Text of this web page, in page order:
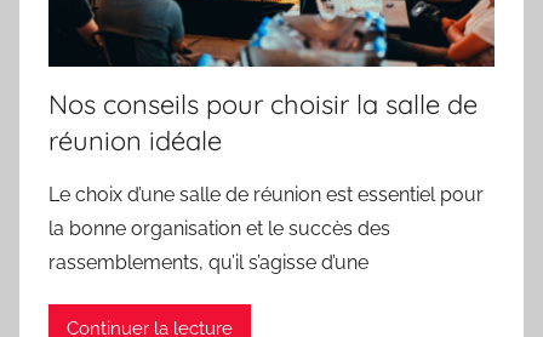
Nos conseils pour choisir la salle de
réunion idéale
Le choix d’une salle de réunion est essentiel pour
la bonne organisation et le succès des
rassemblements, qu’il s’agisse d’une
Continuer la lecture